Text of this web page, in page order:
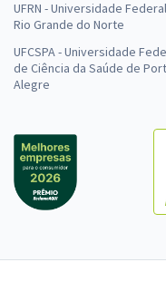
UFRN - Universidade
Rio Grande do Norte
UFCSPA - Universidade
de Ciência da Saúde de
Alegre